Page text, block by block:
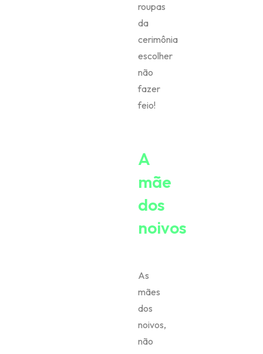
roupas
da
cerimônia
escolher
não
fazer
feio!
A
mãe
dos
noivos
As
mães
dos
noivos,
não